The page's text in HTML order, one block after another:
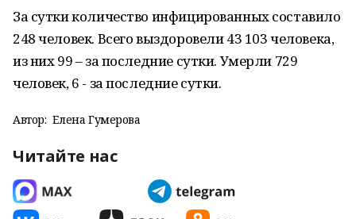
За сутки количество инфицированных составило
248 человек. Всего выздоровели 43 103 человека,
из них 99 – за последние сутки. Умерли 729
человек, 6 - за последние сутки.
Автор: Елена Гумерова
Читайте нас